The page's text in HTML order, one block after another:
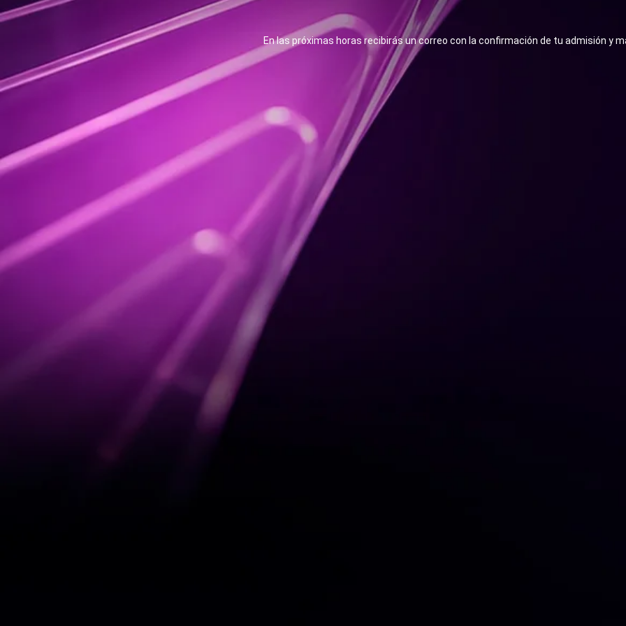
En las próximas horas recibirás un correo con la confirmación de tu admisión y